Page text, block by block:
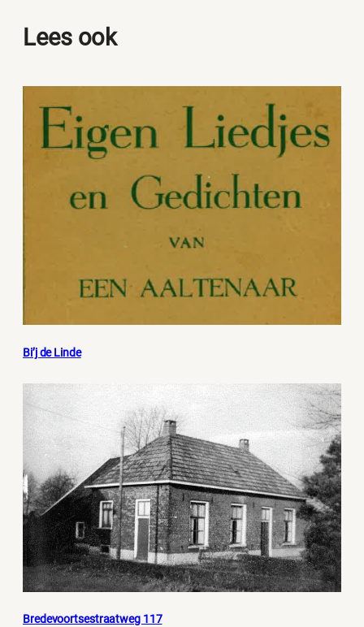
Lees ook
Bi’j de Linde
Bredevoortsestraatweg 117